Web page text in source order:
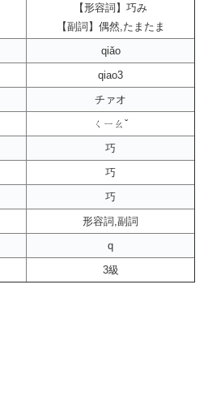
【形容詞】巧み
【副詞】偶然,たまたま
qiǎo
qiao3
チァオ
ㄑㄧㄠˇ
巧
巧
巧
形容詞,副詞
q
3級